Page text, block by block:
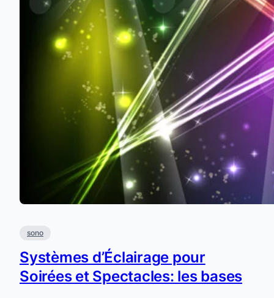
sono
Systèmes d’Éclairage pour
Soirées et Spectacles: les bases